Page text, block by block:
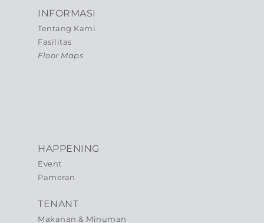
INFORMASI
Tentang Kami
Fasilitas
Floor Maps
HAPPENING
Event
Pameran
TENANT
Makanan & Minuman